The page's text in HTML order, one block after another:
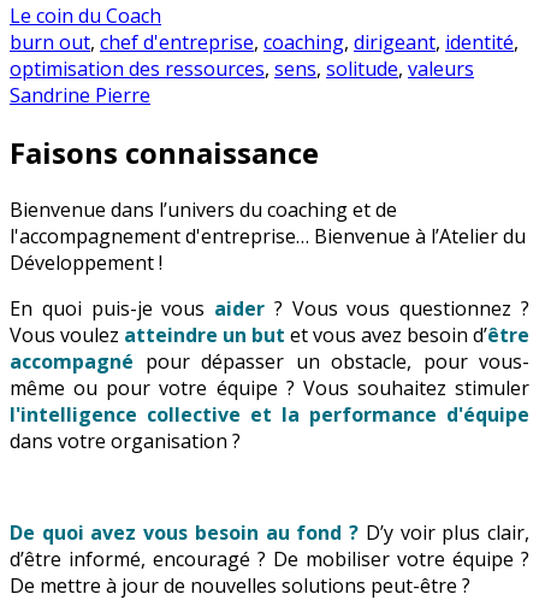
Le coin du Coach
burn out, chef d'entreprise, coaching, dirigeant, identité,
optimisation des ressources, sens, solitude, valeurs
Sandrine Pierre
Faisons connaissance
Bienvenue dans l’univers du coaching et de
l'accompagnement d'entreprise… Bienvenue à l’Atelier du
Développement !
En quoi puis-je vous aider ? Vous vous questionnez ?
Vous voulez atteindre un but et vous avez besoin d’être
accompagné pour dépasser un obstacle, pour vous-
même ou pour votre équipe ? Vous souhaitez stimuler
l'intelligence collective et la performance d'équipe
dans votre organisation ?
De quoi avez vous besoin au fond ? D’y voir plus clair,
d’être informé, encouragé ? De mobiliser votre équipe ?
De mettre à jour de nouvelles solutions peut-être ?